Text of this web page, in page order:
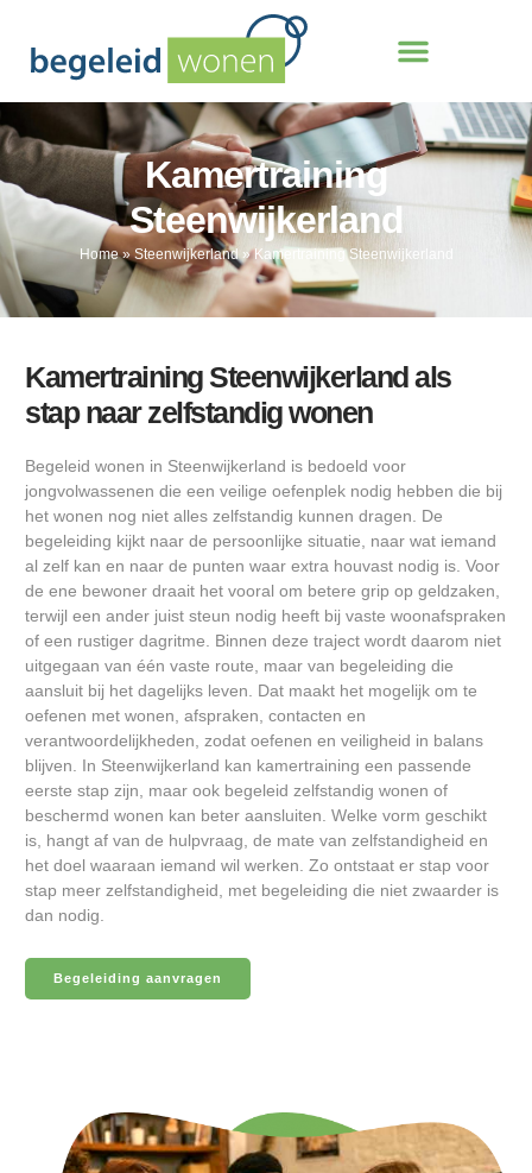
Kamertraining
Steenwijkerland
Home»Steenwijkerland»Kamertraining Steenwijkerland
Kamertraining Steenwijkerland als
stap naar zelfstandig wonen
Begeleid wonen in Steenwijkerland is bedoeld voor
jongvolwassenen die een veilige oefenplek nodig hebben die bij
het wonen nog niet alles zelfstandig kunnen dragen. De
begeleiding kijkt naar de persoonlijke situatie, naar wat iemand
al zelf kan en naar de punten waar extra houvast nodig is. Voor
de ene bewoner draait het vooral om betere grip op geldzaken,
terwijl een ander juist steun nodig heeft bij vaste woonafspraken
of een rustiger dagritme. Binnen deze traject wordt daarom niet
uitgegaan van één vaste route, maar van begeleiding die
aansluit bij het dagelijks leven. Dat maakt het mogelijk om te
oefenen met wonen, afspraken, contacten en
verantwoordelijkheden, zodat oefenen en veiligheid in balans
blijven. In Steenwijkerland kan kamertraining een passende
eerste stap zijn, maar ook begeleid zelfstandig wonen of
beschermd wonen kan beter aansluiten. Welke vorm geschikt
is, hangt af van de hulpvraag, de mate van zelfstandigheid en
het doel waaraan iemand wil werken. Zo ontstaat er stap voor
stap meer zelfstandigheid, met begeleiding die niet zwaarder is
dan nodig.
Begeleiding aanvragen